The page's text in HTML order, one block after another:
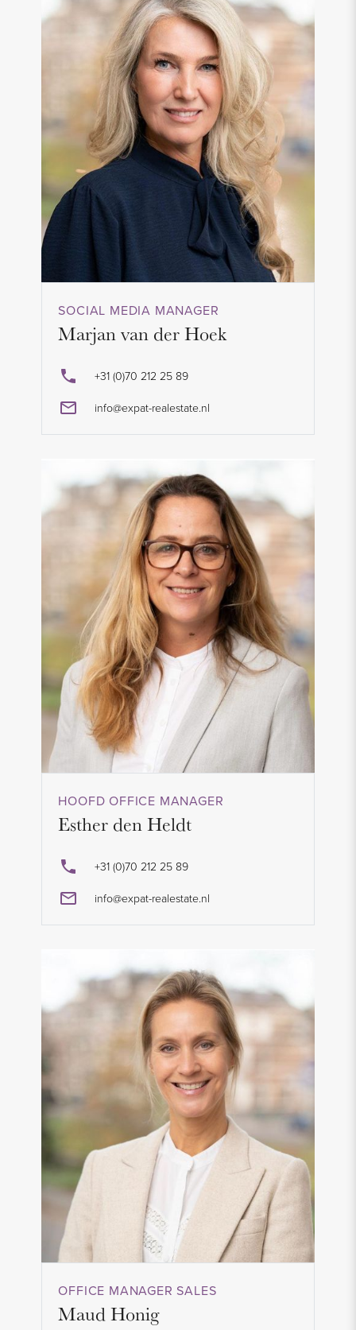
SOCIAL MEDIA MANAGER
Marjan van der Hoek
+31 (0)70 212 25 89
info@expat-realestate.nl
HOOFD OFFICE MANAGER
Esther den Heldt
+31 (0)70 212 25 89
info@expat-realestate.nl
OFFICE MANAGER SALES
Maud Honig